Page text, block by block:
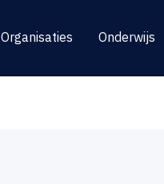
Organisaties Onderwijs